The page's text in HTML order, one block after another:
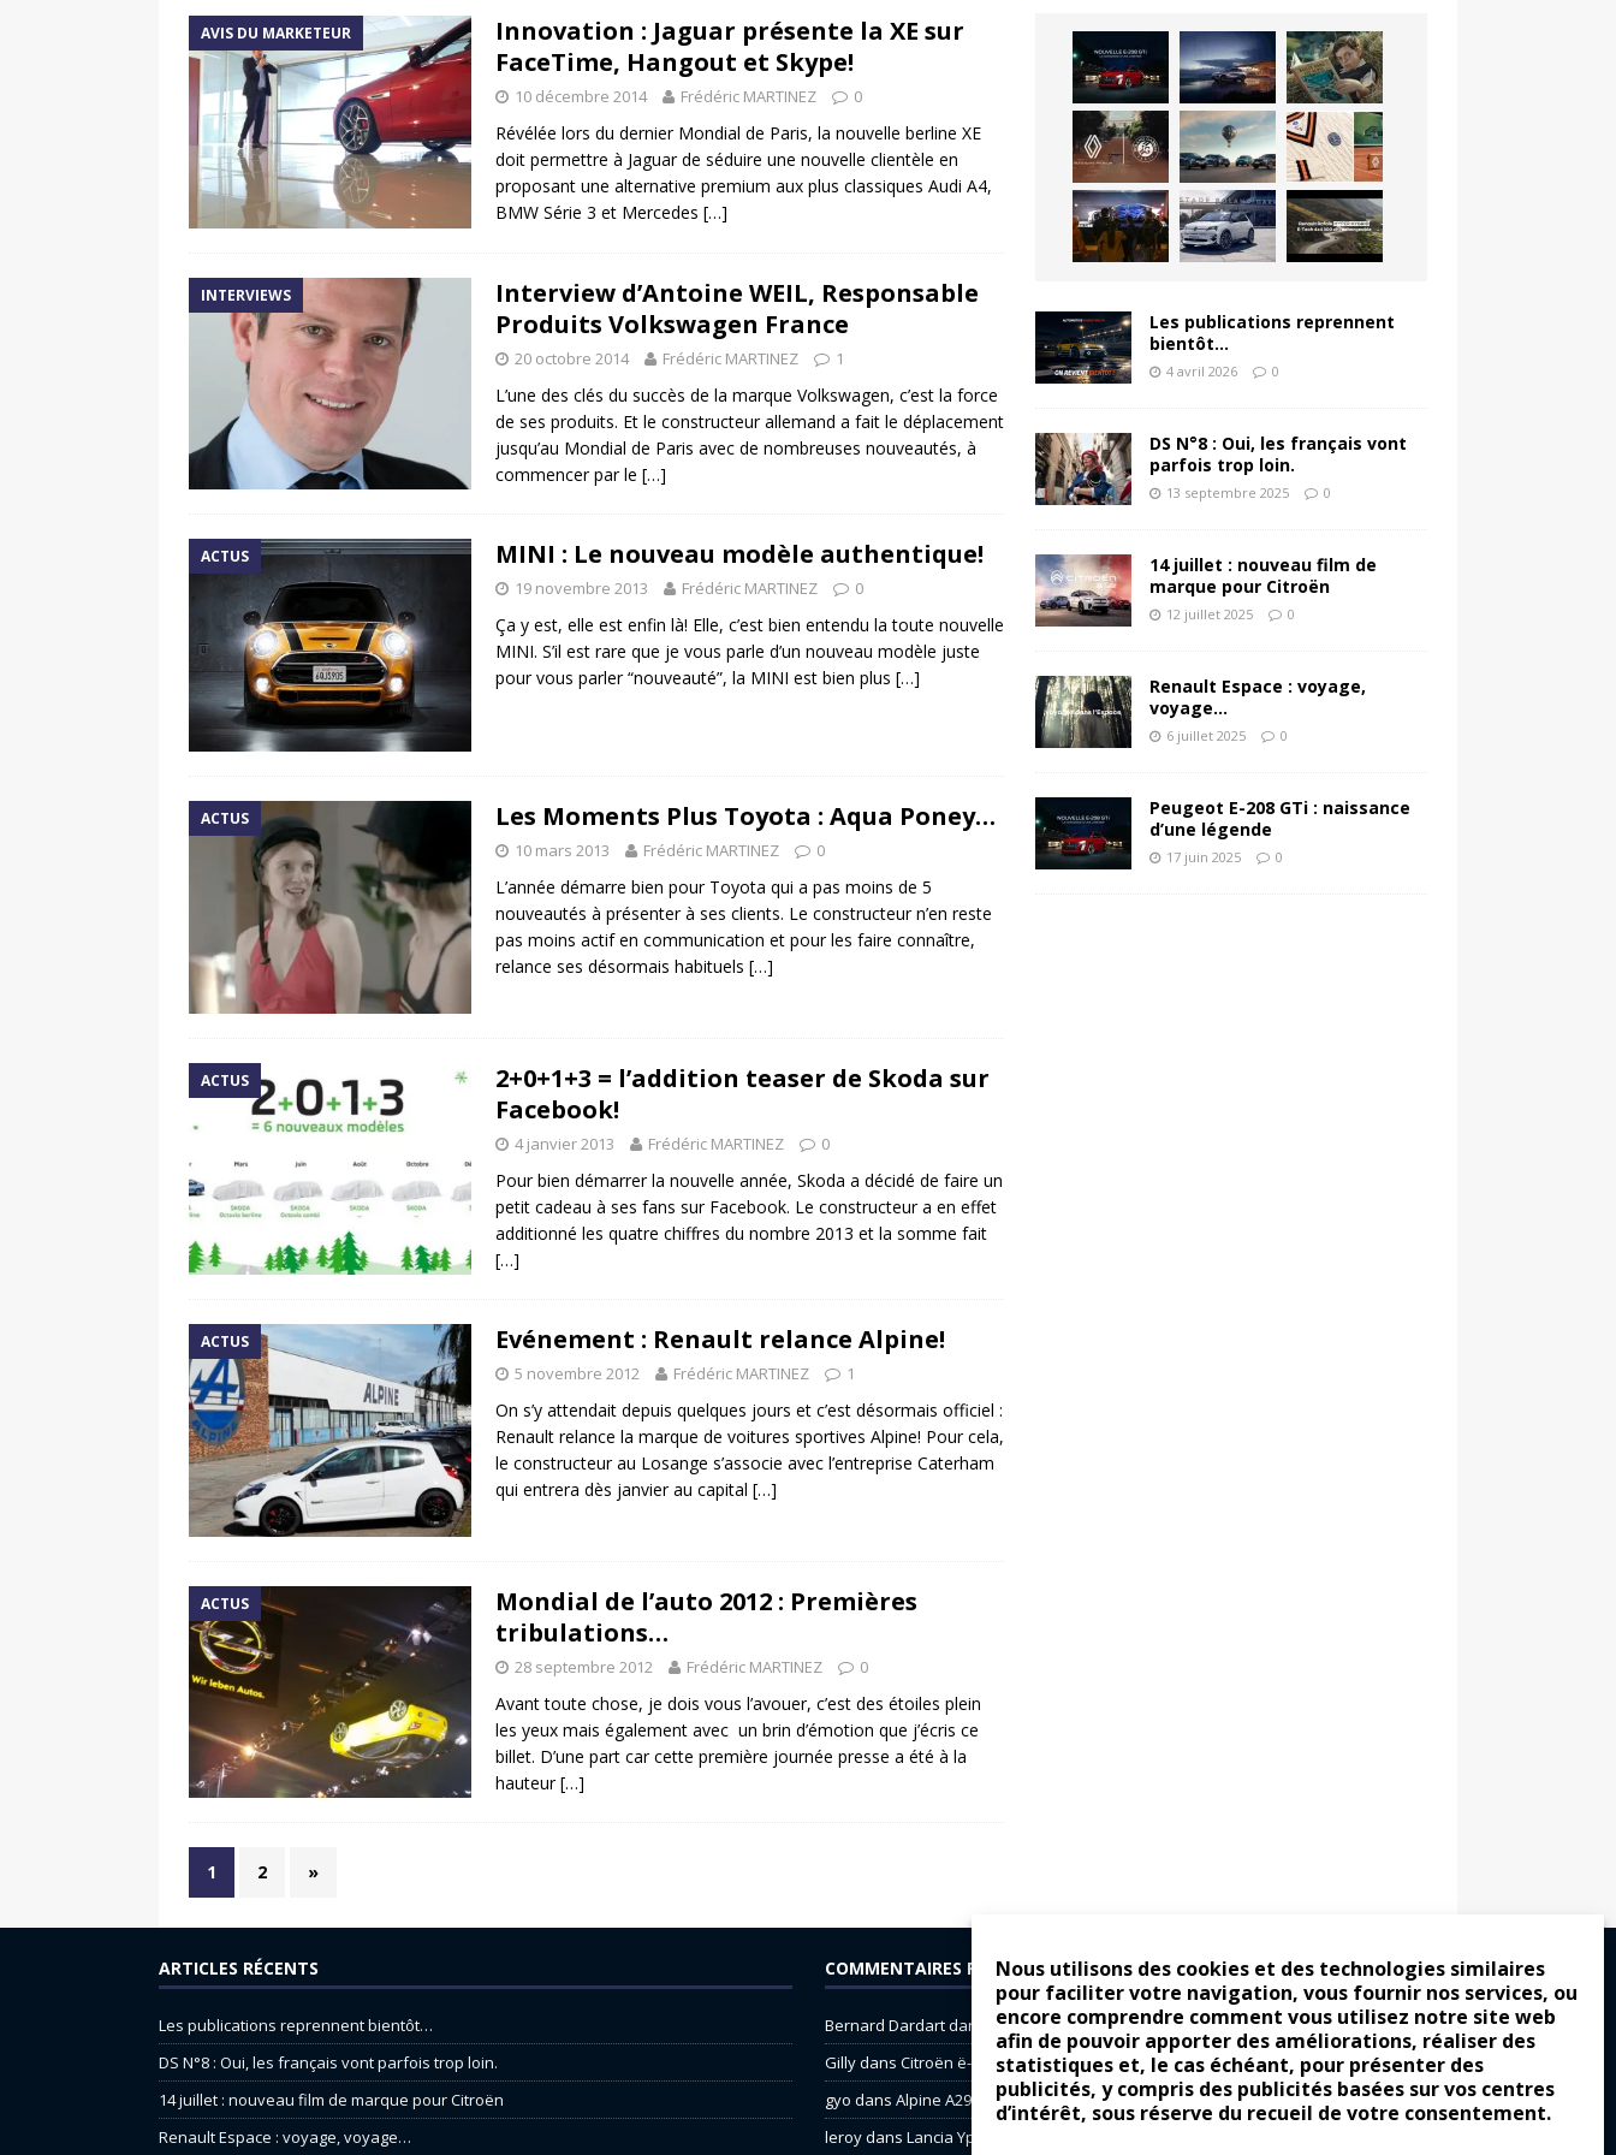
Nous utilisons des cookies et des technologies similaires
pour faciliter votre navigation, vous fournir nos services, ou
encore comprendre comment vous utilisez notre site web
afin de pouvoir apporter des améliorations, réaliser des
statistiques et, le cas échéant, pour présenter des
publicités, y compris des publicités basées sur vos centres
d’intérêt, sous réserve du recueil de votre consentement.
AVIS DU MARKETEUR
Innovation : Jaguar présente la XE sur
FaceTime, Hangout et Skype!
10 décembre 2014 Frédéric MARTINEZ 0
Révélée lors du dernier Mondial de Paris, la nouvelle berline XE
doit permettre à Jaguar de séduire une nouvelle clientèle en
proposant une alternative premium aux plus classiques Audi A4,
BMW Série 3 et Mercedes […]
INTERVIEWS
Interview d’Antoine WEIL, Responsable
Produits Volkswagen France
20 octobre 2014 Frédéric MARTINEZ 1
L’une des clés du succès de la marque Volkswagen, c’est la force
de ses produits. Et le constructeur allemand a fait le déplacement
jusqu’au Mondial de Paris avec de nombreuses nouveautés, à
commencer par le […]
ACTUS MINI : Le nouveau modèle authentique!
19 novembre 2013 Frédéric MARTINEZ 0
Ça y est, elle est enfin là! Elle, c’est bien entendu la toute nouvelle
MINI. S’il est rare que je vous parle d’un nouveau modèle juste
pour vous parler “nouveauté”, la MINI est bien plus […]
ACTUS Les Moments Plus Toyota : Aqua Poney…
10 mars 2013 Frédéric MARTINEZ 0
L’année démarre bien pour Toyota qui a pas moins de 5
nouveautés à présenter à ses clients. Le constructeur n’en reste
pas moins actif en communication et pour les faire connaître,
relance ses désormais habituels […]
ACTUS
2+0+1+3 = l’addition teaser de Skoda sur
Facebook!
4 janvier 2013 Frédéric MARTINEZ 0
Pour bien démarrer la nouvelle année, Skoda a décidé de faire un
petit cadeau à ses fans sur Facebook. Le constructeur a en effet
additionné les quatre chiffres du nombre 2013 et la somme fait
[…]
ACTUS Evénement : Renault relance Alpine!
5 novembre 2012 Frédéric MARTINEZ 1
On s’y attendait depuis quelques jours et c’est désormais officiel :
Renault relance la marque de voitures sportives Alpine! Pour cela,
le constructeur au Losange s’associe avec l’entreprise Caterham
qui entrera dès janvier au capital […]
ACTUS
Mondial de l’auto 2012 : Premières
tribulations…
28 septembre 2012 Frédéric MARTINEZ 0
Avant toute chose, je dois vous l’avouer, c’est des étoiles plein
les yeux mais également avec un brin d’émotion que j’écris ce
billet. D’une part car cette première journée presse a été à la
hauteur[…]
1 2 »
Les publications reprennent
bientôt…
4 avril 2026 0
DS N°8 : Oui, les français vont
parfois trop loin.
13 septembre 2025 0
14 juillet : nouveau film de
marque pour Citroën
12 juillet 2025 0
Renault Espace : voyage,
voyage…
6 juillet 2025 0
Peugeot E-208 GTi : naissance
d’une légende
17 juin 2025 0
ARTICLES RÉCENTS
Les publications reprennent bientôt…
DS N°8 : Oui, les français vont parfois trop loin.
14 juillet : nouveau film de marque pour Citroën
Renault Espace : voyage, voyage…
COMMENTAIRES RÉCENTS
Bernard Dardartdans
Dacia Sandero : pour les gens vrais
Gillydans Citroën ë-C3 : la révolution a commencé
gyo dans Alpine A290 : L’irrésistible attraction de la légèreté
leroydans Lancia Ypsilon : naturellement envoûtante ?